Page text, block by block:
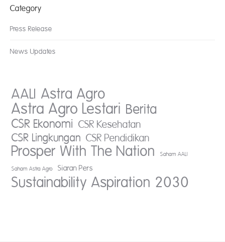
Category
Press Release
News Updates
AALI Astra Agro
Astra Agro Lestari Berita
CSR Ekonomi CSR Kesehatan
CSR Lingkungan CSR Pendidikan
Prosper With The Nation Saham AALI
Saham Astra Agro Siaran Pers
Sustainability Aspiration 2030